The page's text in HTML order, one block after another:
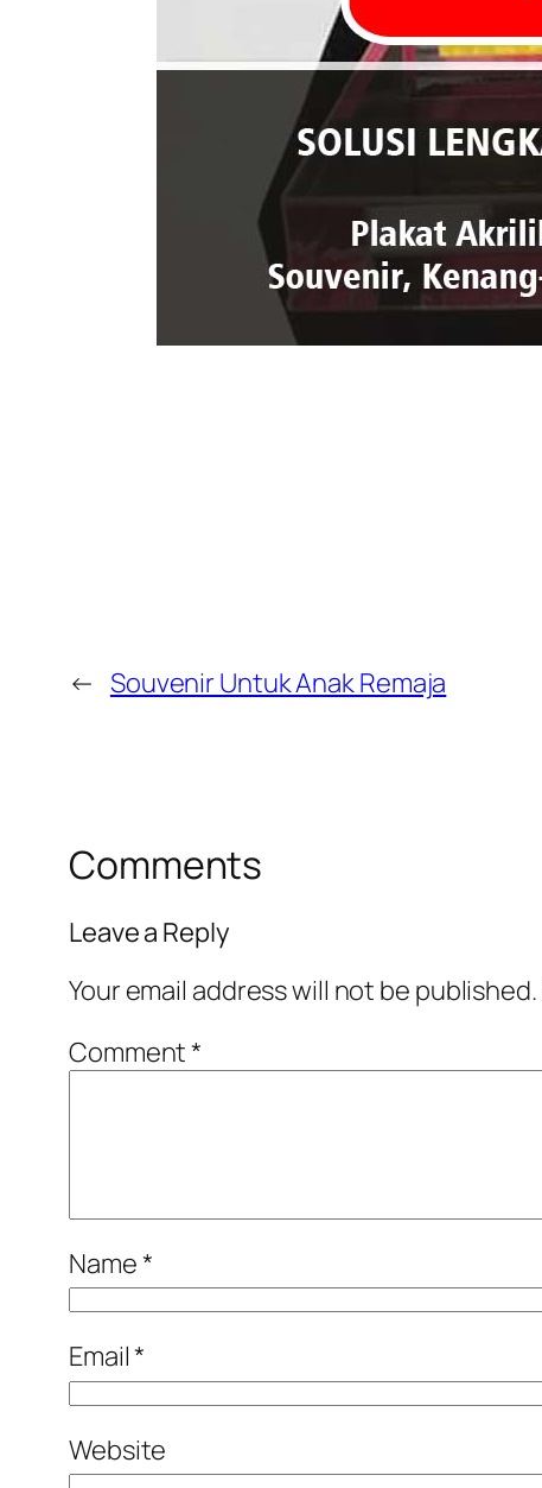
← Souvenir Untuk Anak Remaja
Comments
Leave a Reply
Your email address will not be published.
Comment*
Name*
Email*
Website